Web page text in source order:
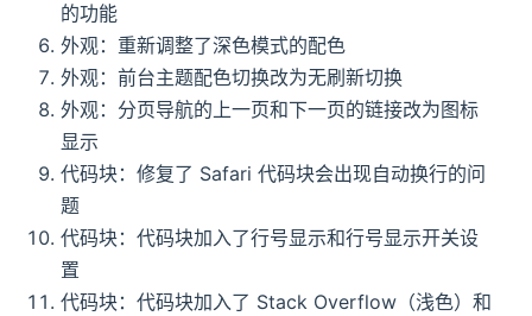
的功能
外观：重新调整了深色模式的配色
外观：前台主题配色切换改为无刷新切换
外观：分页导航的上一页和下一页的链接改为图标
显示
代码块：修复了 Safari 代码块会出现自动换行的问
题
代码块：代码块加入了行号显示和行号显示开关设
置
代码块：代码块加入了 Stack Overflow（浅色）和